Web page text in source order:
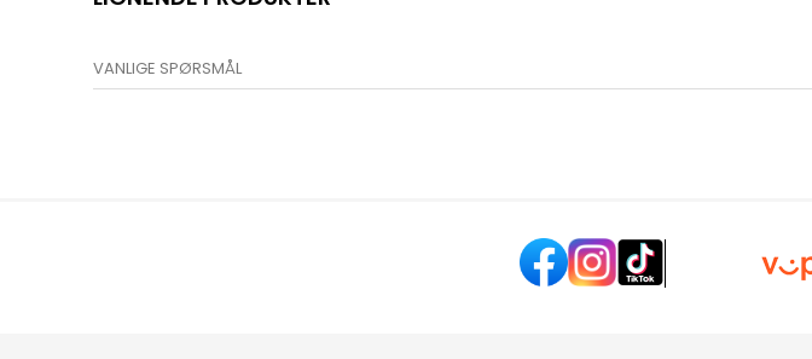
VANLIGE SPØRSMÅL